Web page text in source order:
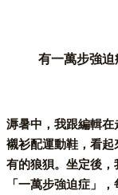
有一萬步強
溽暑中，我跟編輯
襯衫配運動鞋，看
有的狼狽。坐定後
「一萬步強迫症」